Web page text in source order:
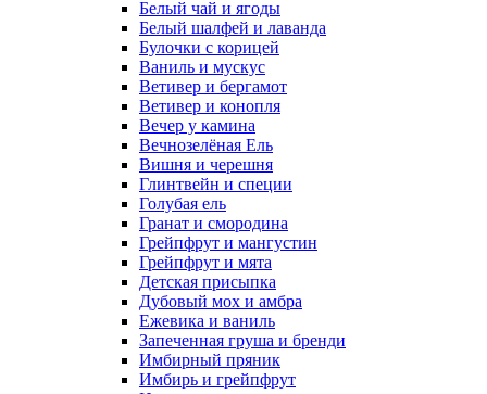
Белый чай и ягоды
Белый шалфей и лаванда
Булочки с корицей
Ваниль и мускус
Ветивер и бергамот
Ветивер и конопля
Вечер у камина
Вечнозелёная Ель
Вишня и черешня
Глинтвейн и специи
Голубая ель
Гранат и смородина
Грейпфрут и мангустин
Грейпфрут и мята
Детская присыпка
Дубовый мох и амбра
Ежевика и ваниль
Запеченная груша и бренди
Имбирный пряник
Имбирь и грейпфрут